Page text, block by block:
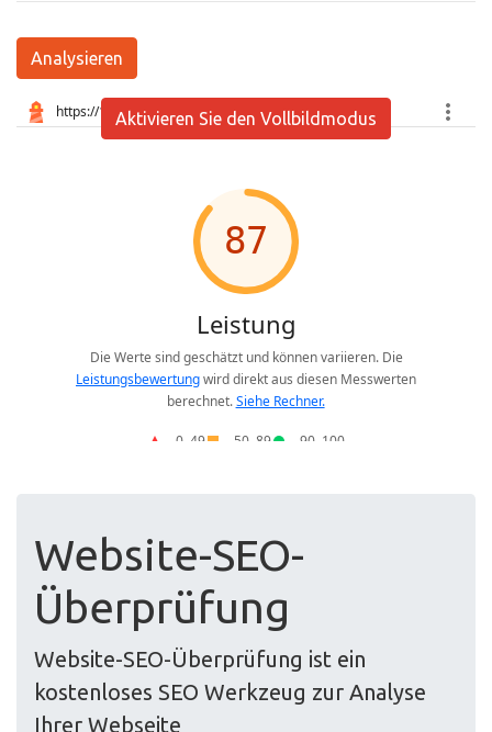
Analysieren
Aktivieren Sie den Vollbildmodus
Website-SEO-
Überprüfung
Website-SEO-Überprüfung ist ein
kostenloses SEO Werkzeug zur Analyse
Ihrer Webseite